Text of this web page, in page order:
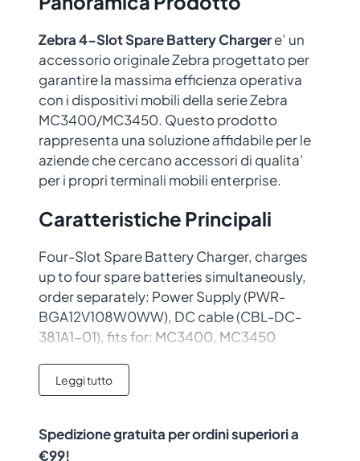
Zebra 4-Slot Spare Battery Chargere’ un
accessorio originale Zebra progettato per
garantire la massima efficienza operativa
con i dispositivi mobili della serie Zebra
MC3400/MC3450. Questo prodotto
rappresenta una soluzione affidabile per le
aziende che cercano accessori di qualita’
per i propri terminali mobili enterprise.
Caratteristiche Principali
Four-Slot Spare Battery Charger, charges
up to four spare batteries simultaneously,
order separately: Power Supply (PWR-
BGA12V108W0WW), DC cable (CBL-DC-
381A1-01), fits for: MC3400, MC3450
Codice prodotto:
01
Qualita’ certificata:Accessorio
originale con garanzia del produttore
Leggi tutto
Spedizione gratuita per ordini superiori a
€99!